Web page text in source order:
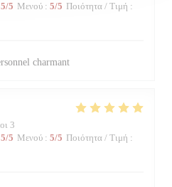
5/5 Μενού : 5/5 Ποιότητα / Τιμή :
charmant
3
5/5 Μενού : 5/5 Ποιότητα / Τιμή :